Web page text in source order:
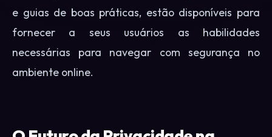
e guias de boas práticas, estão disponíveis para
fornecer a seus usuários as habilidades
necessárias para navegar com segurança no
ambiente online.